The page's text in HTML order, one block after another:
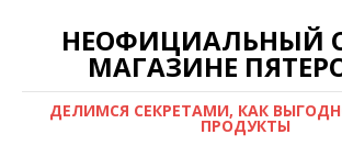
НЕОФИЦИАЛЬНЫЙ
МАГАЗИНЕ
ДЕЛИМСЯ СЕКРЕТАМИ, КАК
ПРОДУКТЫ